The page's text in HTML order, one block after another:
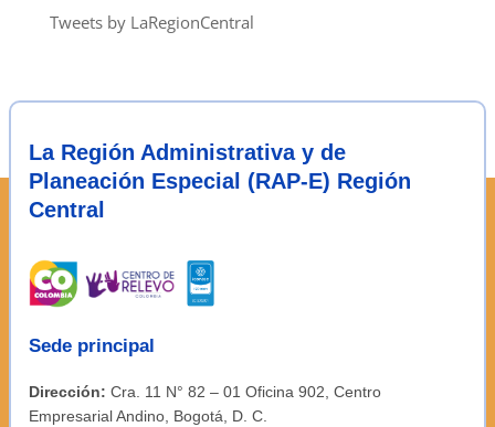
notas
Tweets by LaRegionCentral
La Región Administrativa y de
Planeación Especial (RAP-E) Región
Central
Sede principal
Dirección: Cra. 11 N° 82 – 01 Oficina 902, Centro
Empresarial Andino, Bogotá, D. C.